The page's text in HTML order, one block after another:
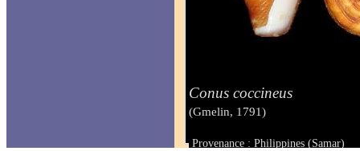
Conus coccineus
(Gmelin, 1791)
Provenance : Philippines (Samar)